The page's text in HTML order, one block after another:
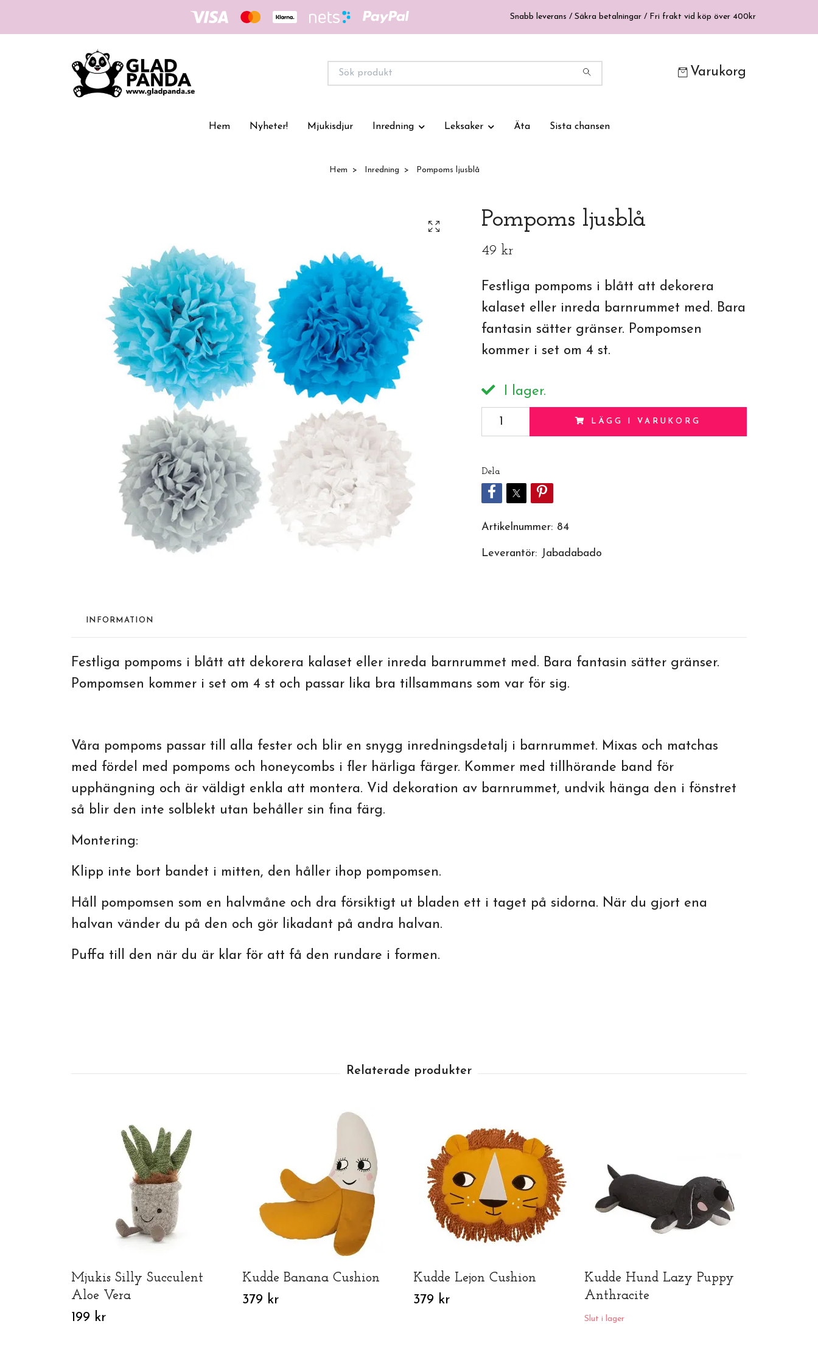
Snabb leverans / Säkra betalningar / Fri frakt vid köp över 400kr
Varukorg
Hem Nyheter! Mjukisdjur Inredning Leksaker Äta Sista chansen
Hem Inredning Pompoms ljusblå
Pompoms ljusblå
49 kr
Festliga pompoms i blått att dekorera
kalaset eller inreda barnrummet med. Bara
fantasin sätter gränser. Pompomsen
kommer i set om 4 st.
I lager.
LÄGG I VARUKORG
Dela
Artikelnummer: 84
Leverantör: Jabadabado
INFORMATION
Festliga pompoms i blått att dekorera kalaset eller inreda barnrummet med. Bara fantasin sätter gränser.
Pompomsen kommer i set om 4 st och passar lika bra tillsammans som var för sig.
Våra pompoms passar till alla fester och blir en snygg inredningsdetalj i barnrummet. Mixas och matchas
med fördel med pompoms och honeycombs i fler härliga färger. Kommer med tillhörande band för
upphängning och är väldigt enkla att montera. Vid dekoration av barnrummet, undvik hänga den i fönstret
så blir den inte solblekt utan behåller sin fina färg.
Montering:
Klipp inte bort bandet i mitten, den håller ihop pompomsen.
Håll pompomsen som en halvmåne och dra försiktigt ut bladen ett i taget på sidorna. När du gjort ena
halvan vänder du på den och gör likadant på andra halvan.
Puffa till den när du är klar för att få den rundare i formen.
Mjukis Silly Succulent
Aloe Vera
199 kr
Kudde Banana Cushion
379 kr
Kudde Lejon Cushion
379 kr
Kudde Hund Lazy Puppy
Anthracite
Slut i lager